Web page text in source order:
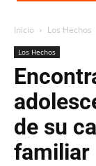
Inicio Los Hechos
Los Hechos
de su
familiar